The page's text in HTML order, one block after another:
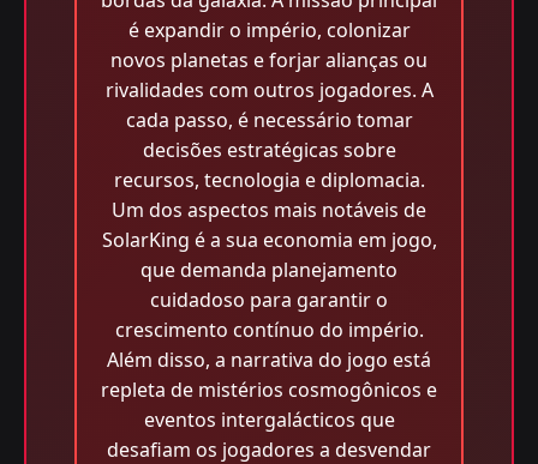
é expandir o império, colonizar
novos planetas e forjar alianças ou
rivalidades com outros jogadores. A
cada passo, é necessário tomar
decisões estratégicas sobre
recursos, tecnologia e diplomacia.
Um dos aspectos mais notáveis de
SolarKing é a sua economia em jogo,
que demanda planejamento
cuidadoso para garantir o
crescimento contínuo do império.
Além disso, a narrativa do jogo está
repleta de mistérios cosmogônicos e
eventos intergalácticos que
desafiam os jogadores a desvendar